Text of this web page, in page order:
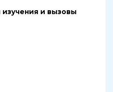
и вызовы